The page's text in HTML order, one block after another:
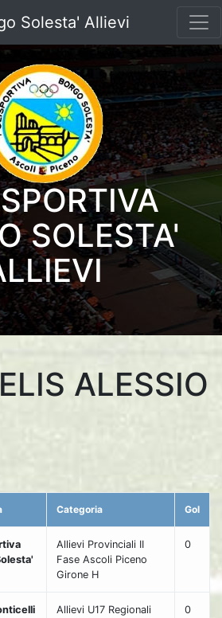
Solesta' Allievi
SOLESTA'
ALESSIO
Categoria Gol
Allievi Provinciali II
Fase Ascoli Piceno
Girone H
0
Allievi U17 Regionali
0